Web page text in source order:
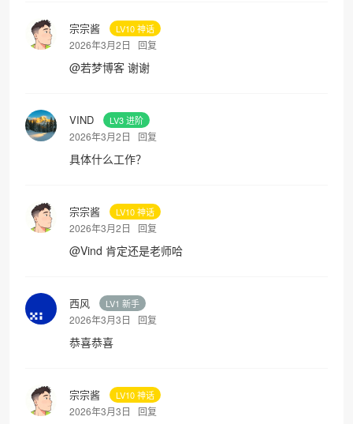
宗宗酱 LV10 神话
2026年3月2日 回复
@若梦博客 谢谢
VIND LV3 进阶
2026年3月2日 回复
具体什么工作？
宗宗酱 LV10 神话
2026年3月2日 回复
@Vind 肯定还是老师哈
西风 LV1 新手
2026年3月3日 回复
恭喜恭喜
宗宗酱 LV10 神话
2026年3月3日 回复